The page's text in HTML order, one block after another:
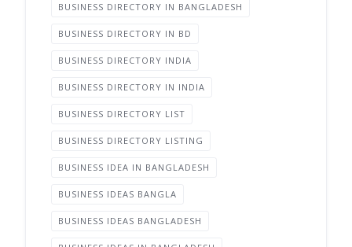
BUSINESS DIRECTORY IN BANGLADESH
BUSINESS DIRECTORY IN BD
BUSINESS DIRECTORY INDIA
BUSINESS DIRECTORY IN INDIA
BUSINESS DIRECTORY LIST
BUSINESS DIRECTORY LISTING
BUSINESS IDEA IN BANGLADESH
BUSINESS IDEAS BANGLA
BUSINESS IDEAS BANGLADESH